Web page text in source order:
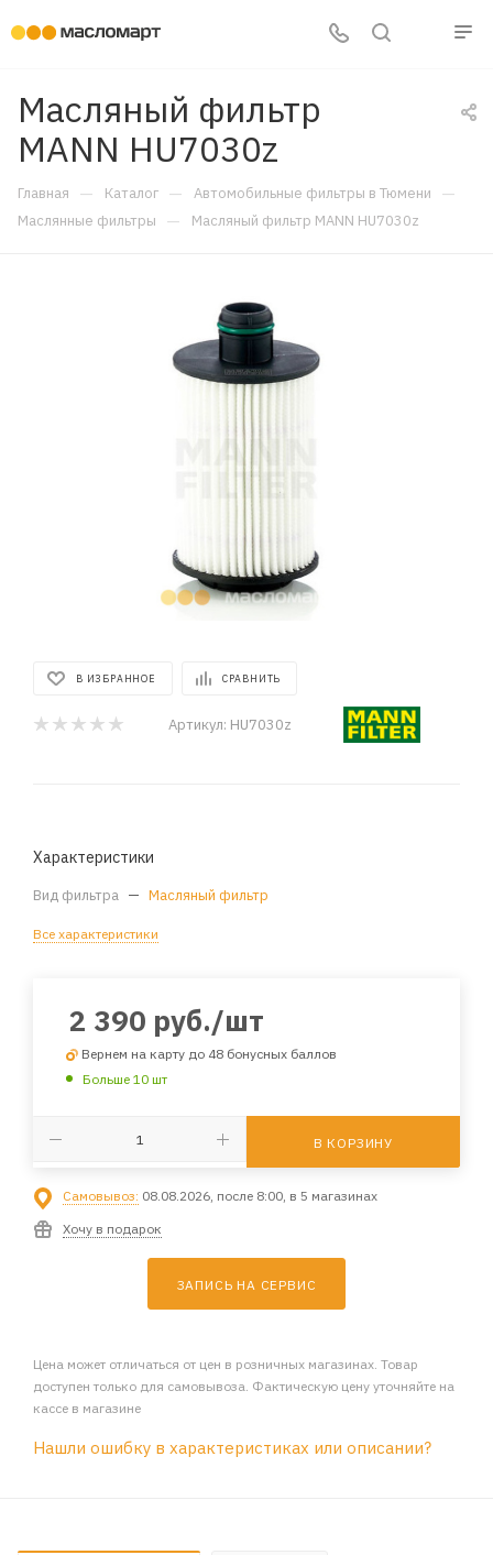
Масляный фильтр
MANN HU7030z
Главная — Каталог — Автомобильные фильтры в Тюмени —
Маслянные фильтры — Масляный фильтр MANN HU7030z
В ИЗБРАННОЕ СРАВНИТЬ
Артикул: HU7030z
Характеристики
Вид фильтра — Масляный фильтр
Все характеристики
2 390 руб./шт
Вернем на карту до 48 бонусных баллов
Больше 10 шт
В КОРЗИНУ
Самовывоз: 08.08.2026, после 8:00, в 5 магазинах
Хочу в подарок
ЗАПИСЬ НА СЕРВИС
Цена может отличаться от цен в розничных магазинах. Товар
доступен только для самовывоза. Фактическую цену уточняйте на
кассе в магазине
Нашли ошибку в характеристиках или описании?